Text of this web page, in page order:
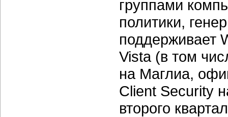
группами
политики,
поддерживает
Vista (в том
на Маглиа,
Client Security
второго